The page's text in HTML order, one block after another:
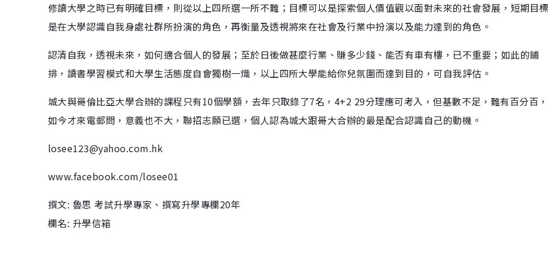
修讀大學之時已有明確目標，則從以上四所選一所不難；目標可以是探索個人價值觀以面對未來的社會發展，短期目標
是在大學認識自我身處社群所扮演的角色，再衡量及透視將來在社會及行業中扮演以及能力達到的角色。
認清自我，透視未來，如何適合個人的發展；至於日後做甚麼行業、賺多少錢、能否有車有樓，已不重要；如此的鋪
排，讀書學習模式和大學生活態度自會獨樹一熾，以上四所大學能給你兒氛圍而達到目的，可自我評估。
城大與哥倫比亞大學合辦的課程只有10個學額，去年只取錄了7名，4+2 29分理應可考入，但基數不足，難有百分百，
如今才來電郵問，意義也不大，聯招志願已選，個人認為城大跟哥大合辦的最是配合認識自己的動機。
losee123@yahoo.com.hk
www.facebook.com/losee01
撰文: 魯思 考試升學專家、撰寫升學專欄20年
欄名: 升學信箱